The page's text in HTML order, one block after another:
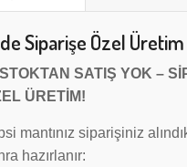
Siparişe Özel Üretim
STOKTAN SATIŞ YOK –
ÜRETİM!
mantınız siparişiniz
hazırlanır: